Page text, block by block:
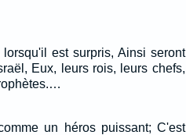
est surpris, Ainsi seront
Eux, leurs rois, leurs chefs,
un héros puissant; C'est